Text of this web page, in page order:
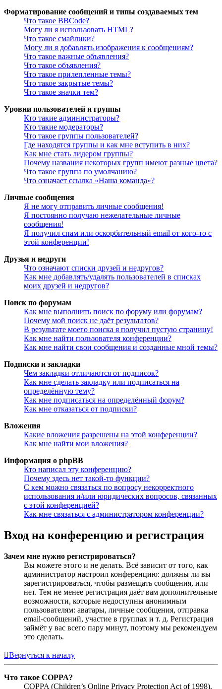
Форматирование сообщений и типы создаваемых тем
Что такое BBCode?
Могу ли я использовать HTML?
Что такое смайлики?
Могу ли я добавлять изображения к сообщениям?
Что такое важные объявления?
Что такое объявления?
Что такое прилепленные темы?
Что такое закрытые темы?
Что такое значки тем?
Уровни пользователей и группы
Кто такие администраторы?
Кто такие модераторы?
Что такое группы пользователей?
Где находятся группы и как мне вступить в них?
Как мне стать лидером группы?
Почему названия некоторых групп имеют разные цвета?
Что такое группа по умолчанию?
Что означает ссылка «Наша команда»?
Личные сообщения
Я не могу отправить личные сообщения!
Я постоянно получаю нежелательные личные
сообщения!
Я получил спам или оскорбительный email от кого-то с
этой конференции!
Друзья и недруги
Что означают списки друзей и недругов?
Как мне добавлять/удалять пользователей в списках
моих друзей и недругов?
Поиск по форумам
Как мне выполнить поиск по форуму или форумам?
Почему мой поиск не даёт результатов?
В результате моего поиска я получил пустую страницу!
Как мне найти пользователя конференции?
Как мне найти свои сообщения и созданные мной темы?
Подписки и закладки
Чем закладки отличаются от подписок?
Как мне сделать закладку или подписаться на
определённую тему?
Как мне подписаться на определённый форум?
Как мне отказаться от подписки?
Вложения
Какие вложения разрешены на этой конференции?
Как мне найти мои вложения?
Информация о phpBB
Кто написал эту конференцию?
Почему здесь нет такой-то функции?
С кем можно связаться по вопросу некорректного
использования и/или юридических вопросов, связанных
с этой конференцией?
Как мне связаться с администратором конференции?
Вход на конференцию и регистрация
Зачем мне нужно регистрироваться?
Вы можете этого и не делать. Всё зависит от того, как
администратор настроил конференцию: должны ли вы
зарегистрироваться, чтобы размещать сообщения, или
нет. Тем не менее регистрация даёт вам дополнительные
возможности, которые недоступны анонимным
пользователям: аватары, личные сообщения, отправка
email-сообщений, участие в группах и т. д. Регистрация
займёт у вас всего пару минут, поэтому мы рекомендуем
это сделать.
Вернуться к началу
Что такое COPPA?
COPPA (Children’s Online Privacy Protection Act of 1998),